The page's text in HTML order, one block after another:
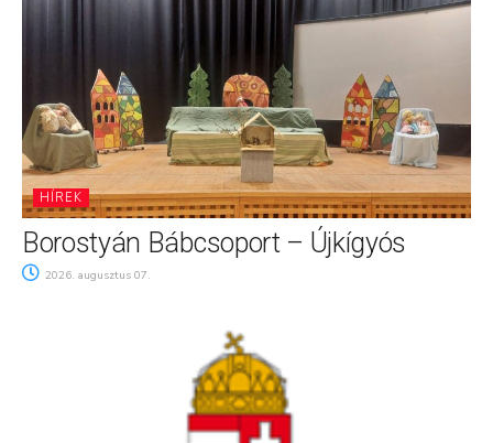
HÍREK
Borostyán Bábcsoport – Újkígyós
2026. augusztus 07.